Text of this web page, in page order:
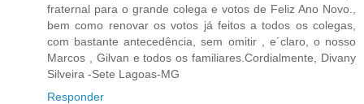
fraternal para o grande colega e votos de Feliz Ano Novo.,
bem como renovar os votos já feitos a todos os colegas,
com bastante antecedência, sem omitir , e´claro, o nosso
Marcos , Gilvan e todos os familiares.Cordialmente, Divany
Silveira -Sete Lagoas-MG
Responder